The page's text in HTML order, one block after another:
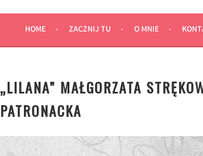
HOME ZACZNIJ TU O MNIE
„LILANA” MAŁGORZATA
PATRONACKA